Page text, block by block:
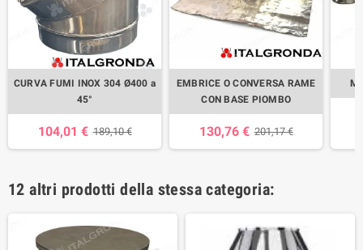
CURVA FUMI INOX 304 Ø400 a
45°
104,01 € 189,10 €
EMBRICE O CONVERSA RAME
CON BASE PIOMBO
130,76 € 201,17 €
12 altri prodotti della stessa categoria: